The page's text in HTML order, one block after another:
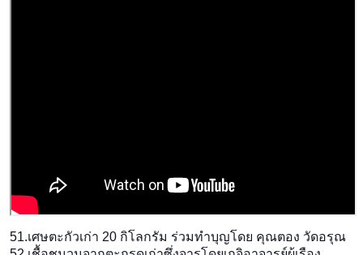
51.เศษตะกัวเก่า 20 กิโลกรัม ร่วมทำบุญโดย คุณตอง วัดอรุณ